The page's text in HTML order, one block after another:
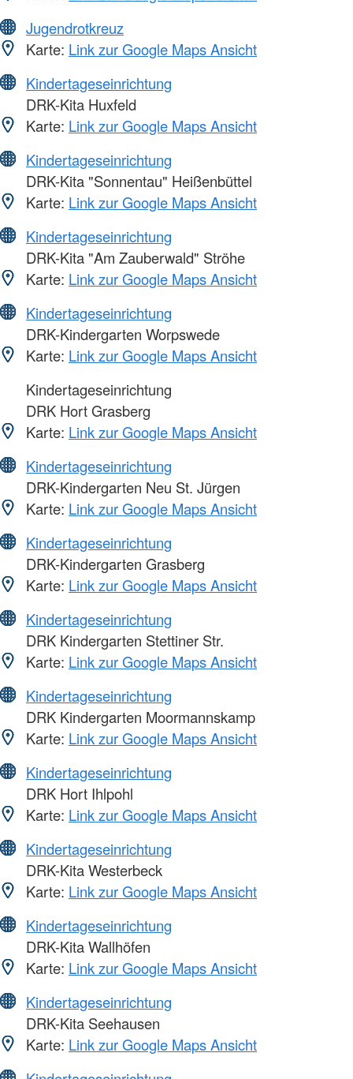
Jugendrotkreuz
Karte: Link zur Google Maps Ansicht
Kindertageseinrichtung
DRK-Kita Huxfeld
Karte: Link zur Google Maps Ansicht
Kindertageseinrichtung
DRK-Kita "Sonnentau" Heißenbüttel
Karte: Link zur Google Maps Ansicht
Kindertageseinrichtung
DRK-Kita "Am Zauberwald" Ströhe
Karte: Link zur Google Maps Ansicht
Kindertageseinrichtung
DRK-Kindergarten Worpswede
Karte: Link zur Google Maps Ansicht
Kindertageseinrichtung
DRK Hort Grasberg
Karte: Link zur Google Maps Ansicht
Kindertageseinrichtung
DRK-Kindergarten Neu St. Jürgen
Karte: Link zur Google Maps Ansicht
Kindertageseinrichtung
DRK-Kindergarten Grasberg
Karte: Link zur Google Maps Ansicht
Kindertageseinrichtung
DRK Kindergarten Stettiner Str.
Karte: Link zur Google Maps Ansicht
Kindertageseinrichtung
DRK Kindergarten Moormannskamp
Karte: Link zur Google Maps Ansicht
Kindertageseinrichtung
DRK Hort Ihlpohl
Karte: Link zur Google Maps Ansicht
Kindertageseinrichtung
DRK-Kita Westerbeck
Karte: Link zur Google Maps Ansicht
Kindertageseinrichtung
DRK-Kita Wallhöfen
Karte: Link zur Google Maps Ansicht
Kindertageseinrichtung
DRK-Kita Seehausen
Karte: Link zur Google Maps Ansicht